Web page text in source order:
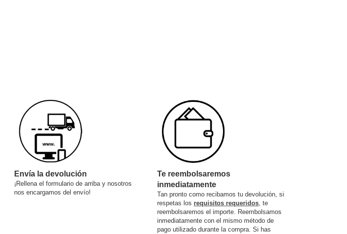
Envía la devolución
¡Rellena el formulario de arriba y nosotros
nos encargamos del envío!
Te reembolsaremos
inmediatamente
Tan pronto como recibamos tu devolución, si
respetas los requisitos requeridos, te
reembolsaremos el importe. Reembolsamos
inmediatamente con el mismo método de
pago utilizado durante la compra. Si has